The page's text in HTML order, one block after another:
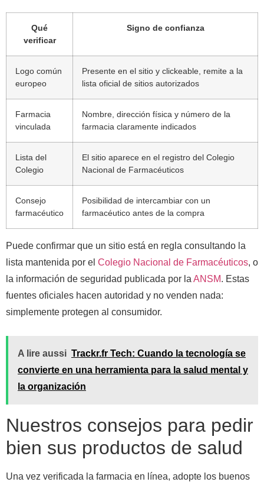
Qué
verificar
Signo de confianza
Logo común
europeo
Presente en el sitio y clickeable, remite a la
lista oficial de sitios autorizados
Farmacia
vinculada
Nombre, dirección física y número de la
farmacia claramente indicados
Lista del
Colegio
El sitio aparece en el registro del Colegio
Nacional de Farmacéuticos
Consejo
farmacéutico
Posibilidad de intercambiar con un
farmacéutico antes de la compra
Puede confirmar que un sitio está en regla consultando la
lista mantenida por el Colegio Nacional de Farmacéuticos, o
la información de seguridad publicada por la ANSM. Estas
fuentes oficiales hacen autoridad y no venden nada:
simplemente protegen al consumidor.
A lire aussi Trackr.fr Tech: Cuando la tecnología se
convierte en una herramienta para la salud mental y
la organización
Nuestros consejos para pedir
bien sus productos de salud
Una vez verificada la farmacia en línea, adopte los buenos